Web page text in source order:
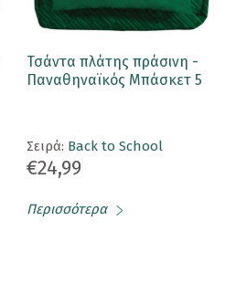
Τσάντα πλάτης πράσινη -
Παναθηναϊκός Μπάσκετ 5
Σειρά: Back to School
€24,99
Περισσότερα